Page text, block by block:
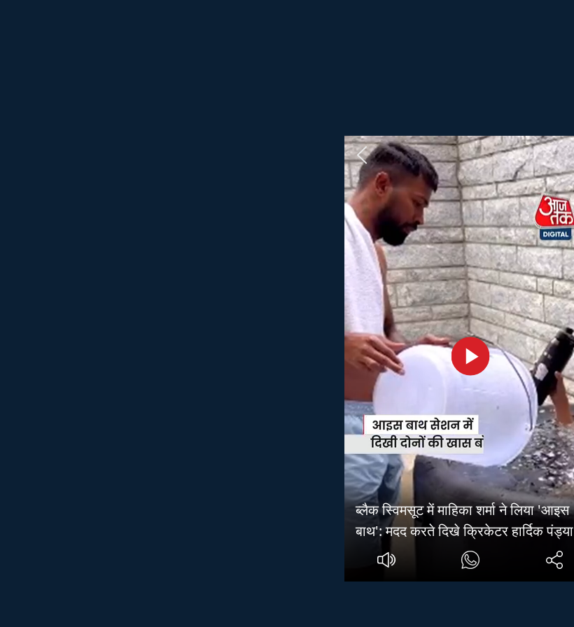
ब्लैक स्विमसूट में माहिका शर्मा ने लिया 'आइस
बाथ': मदद करते दिखे क्रिकेटर हार्दिक पंड्या